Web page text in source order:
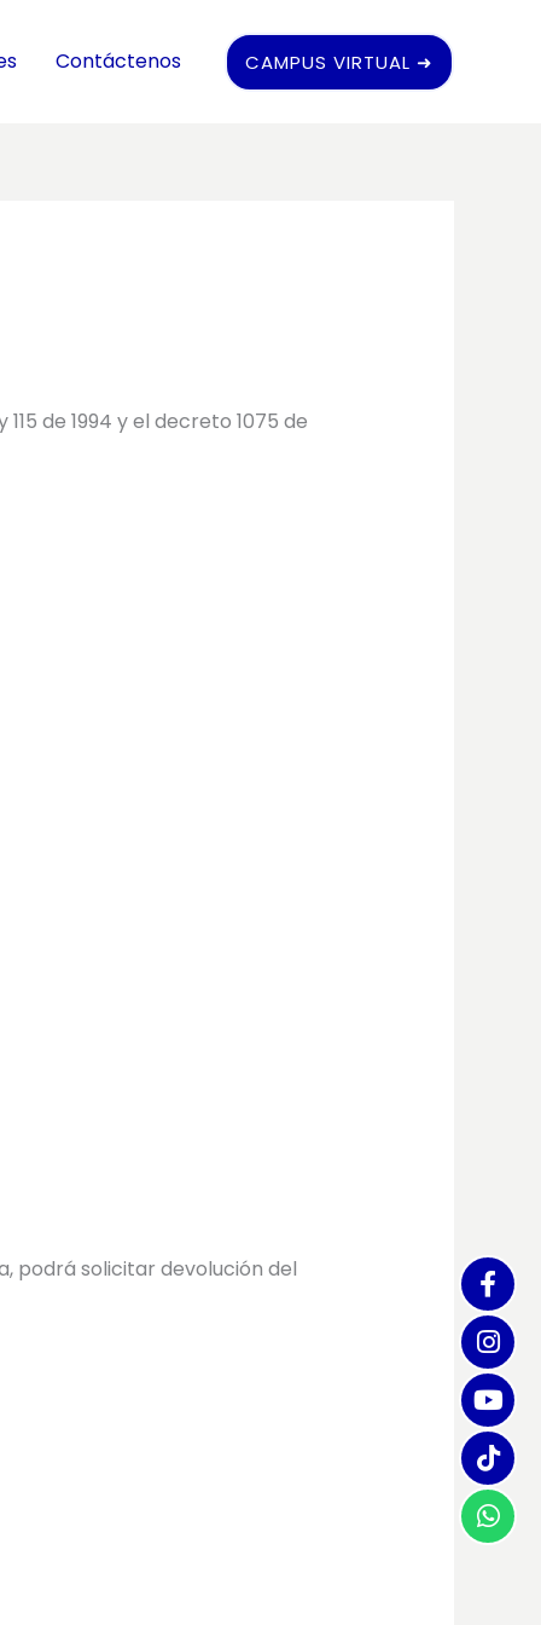
Contáctenos CAMPUS VIRTUAL ➜
de 1994 y el decreto 1075 de
podrá solicitar devolución del